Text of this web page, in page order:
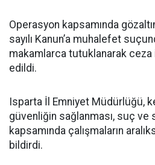
Operasyon kapsamında
sayılı Kanun’a muhalefet
makamlarca tutuklanarak
edildi.
Isparta İl Emniyet Müdürlüğü,
güvenliğin sağlanması, suç
kapsamında çalışmaların
bildirdi.